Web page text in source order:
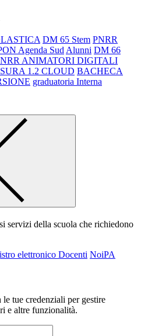
DM 65 Stem PNRR
Agenda Sud Alunni DM 66
ANIMATORI DIGITALI
1.2 CLOUD BACHECA
graduatoria Interna
servizi della scuola che richiedono
elettronico Docenti NoiPA
tue credenziali per gestire
e altre funzionalità.